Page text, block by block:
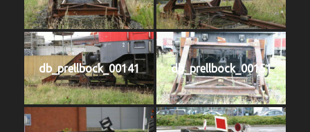
db_prellbock_00141 db_prellbock_00151